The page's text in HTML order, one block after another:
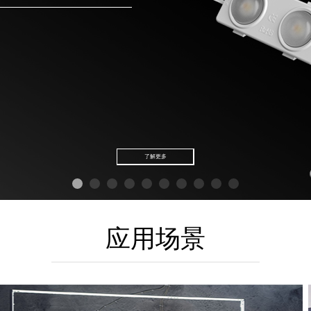
了解更多
应用场景